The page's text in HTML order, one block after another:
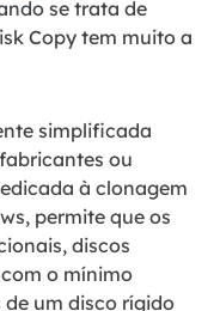
se trata de
Copy tem muito a
simplificada
ou
à clonagem
permite que os
discos
o mínimo
um disco rígido